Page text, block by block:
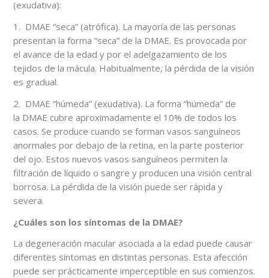
(exudativa):
1. DMAE “seca” (atrófica). La mayoría de las personas
presentan la forma “seca” de la DMAE. Es provocada por
el avance de la edad y por el adelgazamiento de los
tejidos de la mácula. Habitualmente, la pérdida de la visión
es gradual.
2. DMAE “húmeda” (exudativa). La forma “húmeda” de
la DMAE cubre aproximadamente el 10% de todos los
casos. Se produce cuando se forman vasos sanguíneos
anormales por debajo de la retina, en la parte posterior
del ojo. Estos nuevos vasos sanguíneos permiten la
filtración de líquido o sangre y producen una visión central
borrosa. La pérdida de la visión puede ser rápida y
severa.
¿Cuáles son los síntomas de la DMAE?
La degeneración macular asociada a la edad puede causar
diferentes síntomas en distintas personas. Esta afección
puede ser prácticamente imperceptible en sus comienzos.